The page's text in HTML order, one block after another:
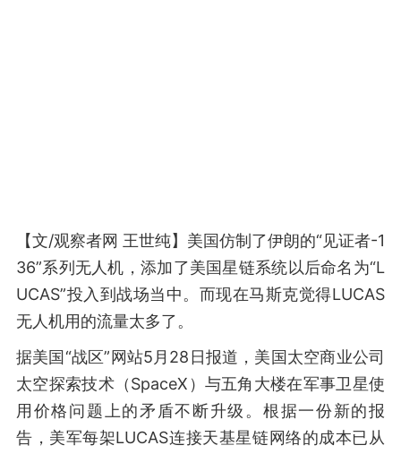
【文/观察者网 王世纯】美国仿制了伊朗的“见证者-1
36”系列无人机，添加了美国星链系统以后命名为“L
UCAS”投入到战场当中。而现在马斯克觉得LUCAS
无人机用的流量太多了。
据美国“战区”网站5月28日报道，美国太空商业公司
太空探索技术（SpaceX）与五角大楼在军事卫星使
用价格问题上的矛盾不断升级。根据一份新的报
告，美军每架LUCAS连接天基星链网络的成本已从